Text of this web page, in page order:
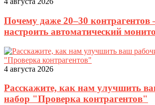
Почему даже 20–30 контрагентов
настроить автоматический
4 августа 2026
Расскажите, как нам улучшить
набор "Проверка контрагентов"